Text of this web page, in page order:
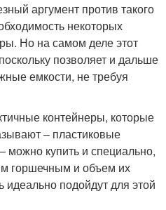
аргумент против такого
некоторых
Но на самом деле этот
позволяет и дальше
емкости, не требуя
контейнеры, которые
– пластиковые
можно купить и специально,
горшечным и объем их
подойдут для этой